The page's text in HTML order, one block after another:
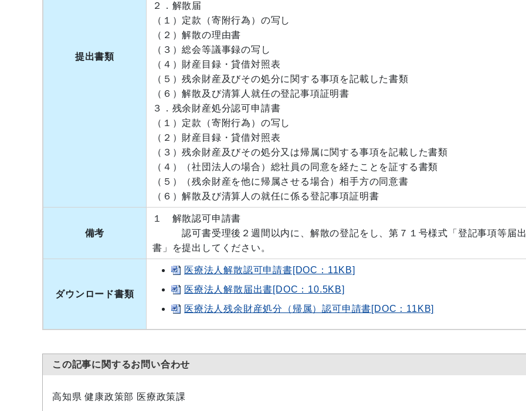
提出書類
２．解散届
（１）定款（寄附行為）の写し
（２）解散の理由書
（３）総会等議事録の写し
（４）財産目録・貸借対照表
（５）残余財産及びその処分に関する事項を記載した書類
（６）解散及び清算人就任の登記事項証明書
３．残余財産処分認可申請書
（１）定款（寄附行為）の写し
（２）財産目録・貸借対照表
（３）残余財産及びその処分又は帰属に関する事項を記載した書類
（４）（社団法人の場合）総社員の同意を経たことを証する書類
（５）（残余財産を他に帰属させる場合）相手方の同意書
（６）解散及び清算人の就任に係る登記事項証明書
備考
１ 解散認可申請書
認可書受理後２週間以内に、解散の登記をし、第７１号様式「登記事項等届出
書」を提出してください。
ダウンロード書類
医療法人解散認可申請書[DOC：11KB]
医療法人解散届出書[DOC：10.5KB]
医療法人残余財産処分（帰属）認可申請書[DOC：11KB]
この記事に関するお問い合わせ
高知県 健康政策部 医療政策課